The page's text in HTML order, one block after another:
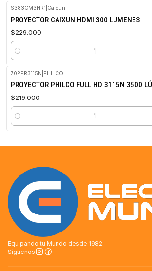
S383CM3HR1 Caixun
PROYECTOR CAIXUN HDMI 300 LUMENES
$229.000
Cantidad
70PPR3115N PHILCO
PROYECTOR PHILCO FULL HD 3115N 3500
$219.000
Cantidad
Equipando tu Mundo desde 1982.
Síguenos